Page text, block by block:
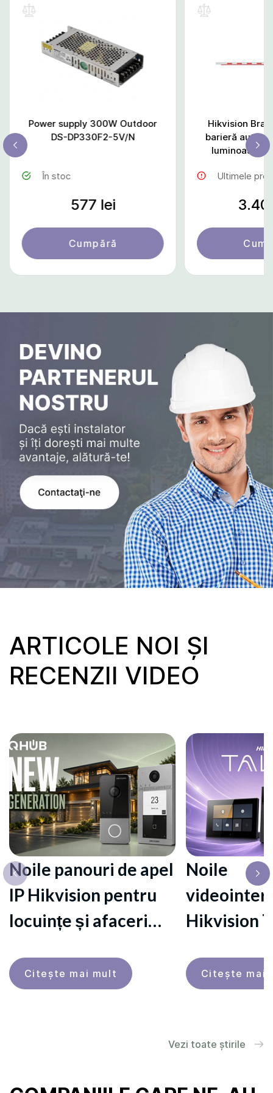
Power supply 300W Outdoor
DS-DP330F2-5V/N
În stoc
577 lei
Cumpără
Hikvision
barieră auto
luminoasă
Ultimele
ARTICOLE NOI ȘI
RECENZII VIDEO
Noile panouri de apel
IP Hikvision pentru
locuințe și afaceri
Сiteşte mai mult
Noile
Hikvision
control
Сiteşte mai
Vezi toate știrile